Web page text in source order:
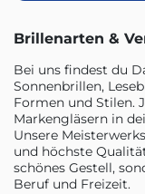
Brillenarten &
Bei uns findest du
Sonnenbrillen,
Formen und Stilen.
Markengläsern in
Unsere
und höchste
schönes Gestell,
Beruf und Freizeit.